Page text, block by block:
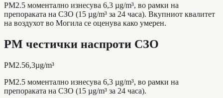
PM2.5 моментално изнесува 6,3 µg/m³, во рамки на
препораката на СЗО (15 µg/m³ за 24 часа). Вкупниот квалитет
на воздухот во Могила се оценува како умерен.
PM честички наспроти СЗО
PM2.56,3µg/m³
PM2.5 моментално изнесува 6,3 µg/m³, во рамки на
препораката на СЗО (15 µg/m³ за 24 часа).